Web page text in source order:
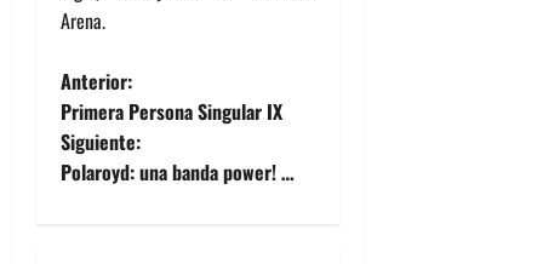
Arena.
N
a
v
Anterior:
Primera Persona Singular IX
Siguiente:
Polaroyd: una banda power! …